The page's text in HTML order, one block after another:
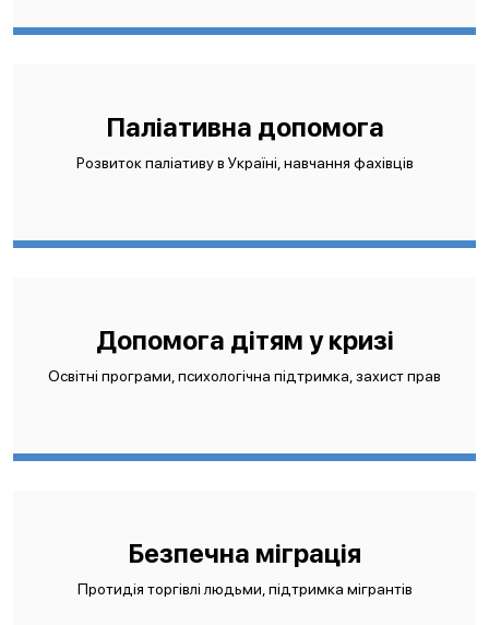
Паліативна допомога
Розвиток паліативу в Україні, навчання фахівців
Допомога дітям у кризі
Освітні програми, психологічна підтримка, захист прав
Безпечна міграція
Протидія торгівлі людьми, підтримка мігрантів